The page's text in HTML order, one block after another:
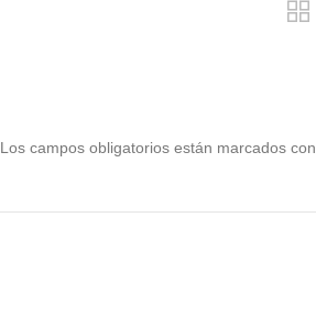
Los campos obligatorios están marcados con